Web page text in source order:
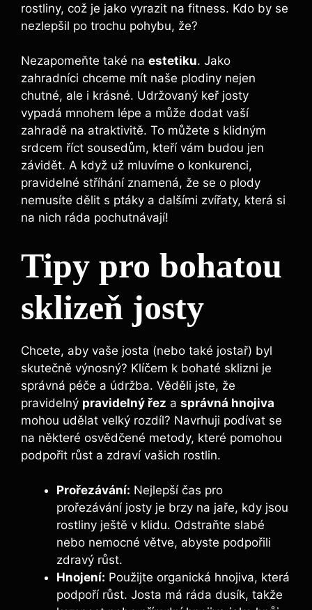
rostliny, ‌což je jako vyrazit na fitness. Kdo by se
nezlepšil po trochu pohybu, že?
Nezapomeňte také na⁣ estetiku. Jako
zahradníci chceme mít naše plodiny nejen
chutné, ale ‍i krásné. Udržovaný keř josty
vypadá mnohem lépe a může‍ dodat vaší
zahradě na atraktivitě. To ​můžete s klidným
srdcem říct sousedům, kteří vám budou jen⁣
závidět. A když už mluvíme o konkurenci,
pravidelné stříhání znamená, ⁣že⁢ se o plody
nemusíte dělit s ptáky a dalšími​ zvířaty, která ⁤si ​
na nich ráda pochutnávají!
Tipy pro bohatou
sklizeň josty
Chcete, aby vaše josta (nebo‌ také jostař) byl
skutečně výnosný? Klíčem k bohaté sklizni je
‌správná péče a údržba. Věděli jste, že
pravidelný pravidelný řez a správná ⁣hnojiva
mohou udělat velký rozdíl? Navrhuji podívat se⁢
na některé osvědčené metody, které pomohou
podpořit růst a zdraví vašich rostlin.
Prořezávání: Nejlepší čas ​pro‍
prořezávání josty‌ je brzy na‌ jaře, kdy jsou
rostliny ještě v klidu. Odstraňte slabé
nebo nemocné větve, abyste podpořili
zdravý růst.
Hnojení: Použijte organická hnojiva, která
podpoří růst. Josta má ráda dusík, takže